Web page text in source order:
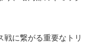
戦に繋がる重要なトリ